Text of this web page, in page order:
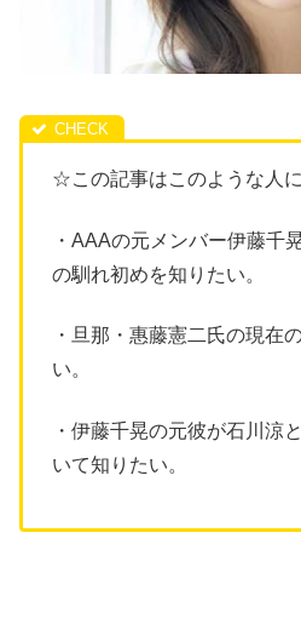
☆この記事はこのような人に
・AAAの元メンバー伊藤千
の馴れ初めを知りたい。
・旦那・惠藤憲二氏の現在
い。
・伊藤千晃の元彼が石川涼
いて知りたい。